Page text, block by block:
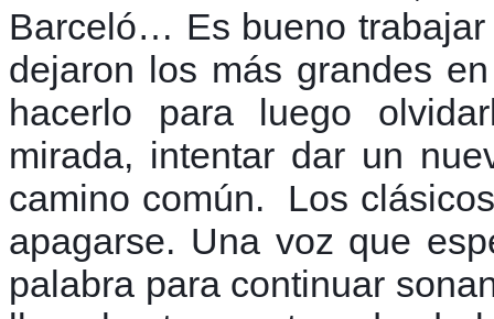
Barceló… Es bueno
dejaron los más grandes
hacerlo para luego
mirada, intentar dar un
camino común. Los
apagarse. Una voz que
palabra para continuar